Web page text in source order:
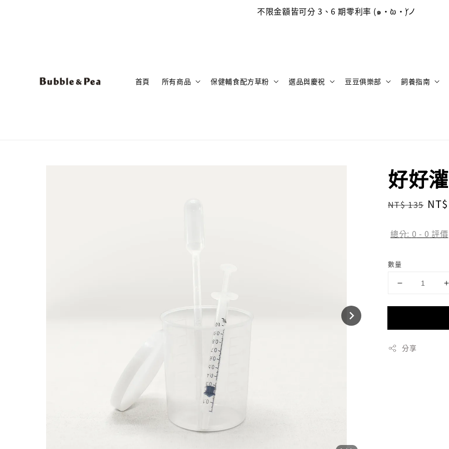
不限金額皆可分 3、6 期零利率 (๑•̀ω•́)ノ
首頁 所有商品 保健輔食配方草粉 選品與慶祝 豆豆俱樂部 飼養指南
好好
Regular
NT$ 135 Sale
總分: 0 - 0 評價
數量
分享